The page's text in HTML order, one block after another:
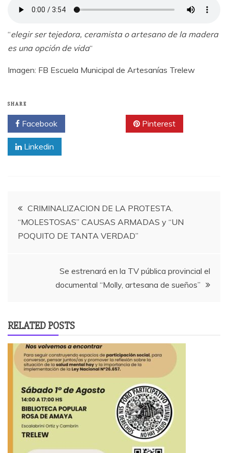
“elegir ser tejedora, ceramista o artesano de la madera
es una opción de vida“
Imagen: FB Escuela Municipal de Artesanías Trelew
SHARE
Facebook Pinterest
Linkedin
Navegación
de
CRIMINALIZACION DE LA PROTESTA.
“MOLESTOSAS” CAUSAS ARMADAS y “UN
POQUITO DE TANTA VERDAD”
Se estrenará en la TV pública provincial el
documental “Molly, artesana de sueños”
RELATED POSTS